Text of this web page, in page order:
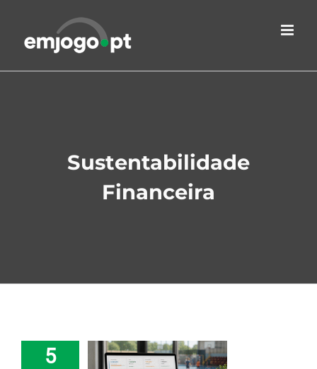
content
Sustentabilidade
Financeira
5